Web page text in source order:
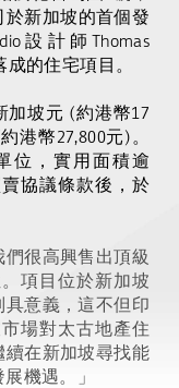
於新加坡的首個發
設計師 Thomas
的住宅項目。
加坡元 (約港幣17
約港幣27,800元)。
位，實用面積逾
協議條款後，於
很高興售出頂級
項目位於新加坡
意義，這不但印
場對太古地產住
在新加坡尋找能
機遇。」